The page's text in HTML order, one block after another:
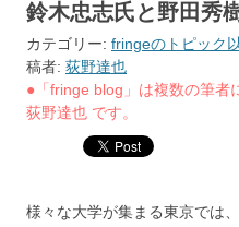
鈴木忠志氏と野田秀
カテゴリー: fringeのトピック
稿者: 荻野達也
●「fringe blog」は複数の筆者
荻野達也 です。
様々な大学が集まる東京では